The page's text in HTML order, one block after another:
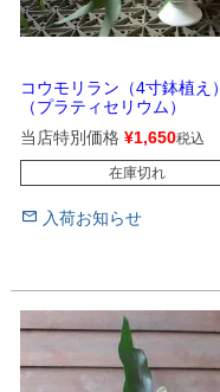
コウモリラン（4寸鉢植え）
（プラティセリウム）
当店特別価格 ¥1,650税込
在庫切れ
入荷お知らせ